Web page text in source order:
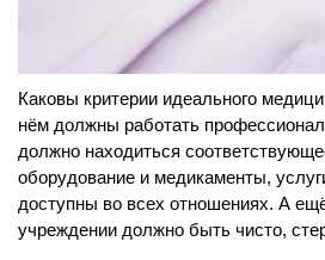
Каковы критерии идеального
нём должны работать
должно находиться
оборудование и медикаменты,
доступны во всех отношениях. А
учреждении должно быть чисто,